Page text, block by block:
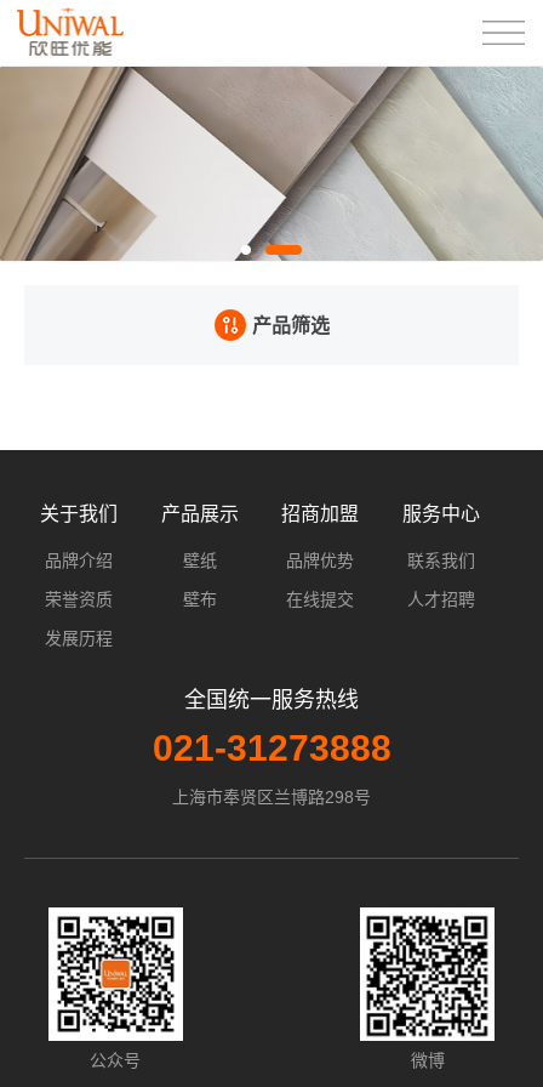
产品筛选
关于我们
品牌介绍
荣誉资质
发展历程
产品展示
壁纸
壁布
招商加盟
品牌优势
在线提交
服务中心
联系我们
人才招聘
全国统一服务热线
021-31273888
上海市奉贤区兰博路298号
公众号 微博